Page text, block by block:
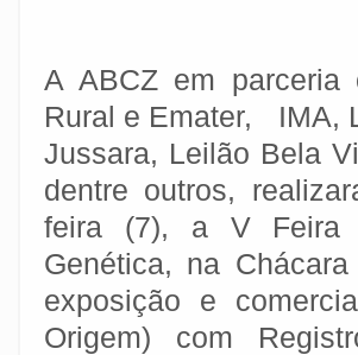
A ABCZ em parceria
Rural e Emater, IMA,
Jussara, Leilão Bela
dentre outros,
feira (7), a V Feira
Genética, na
exposição e
Origem) com